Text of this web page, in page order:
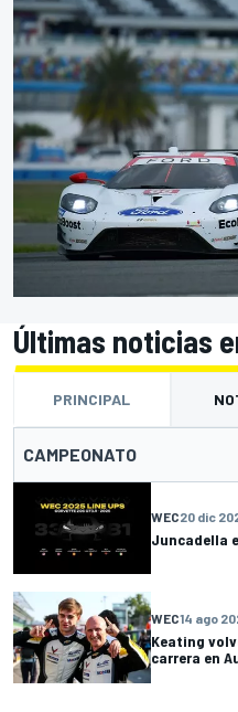
Últimas noticias
PRINCIPAL
CAMPEONATO
WEC20 dic
Juncadella
WEC14 ago
Keating
carrera en